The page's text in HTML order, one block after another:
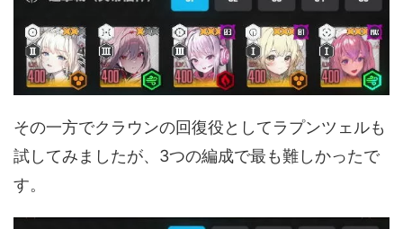
その一方でクラウンの回復役としてラプンツェルも
試してみましたが、3つの編成で最も難しかったで
す。